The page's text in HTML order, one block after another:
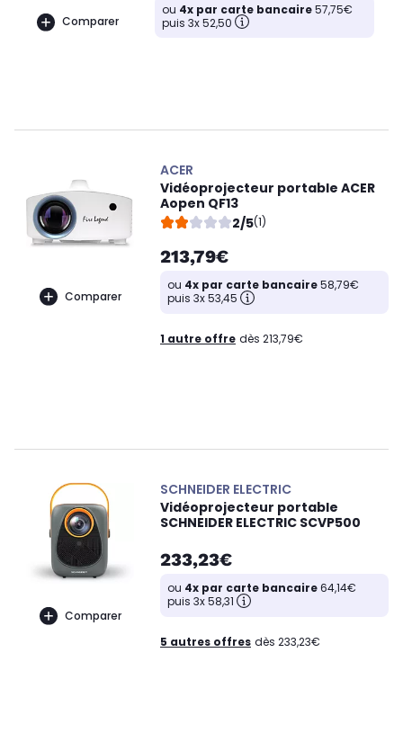
Comparer
ou 4x par carte bancaire57,75€
puis 3x 52,50
Comparer
ACER
Vidéoprojecteur portable ACER
Aopen QF13
2/5(1)
213,79€
ou 4x par carte bancaire58,79€
puis 3x 53,45
1 autre offre dès 213,79€
Comparer
SCHNEIDER ELECTRIC
Vidéoprojecteur portable
SCHNEIDER ELECTRIC SCVP500
233,23€
ou 4x par carte bancaire64,14€
puis 3x 58,31
5 autres offres dès 233,23€